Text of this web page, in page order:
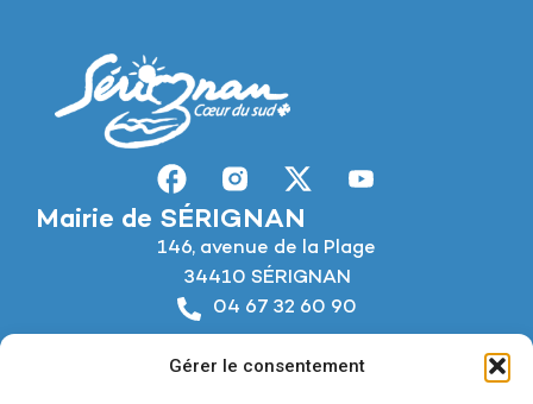
Gérer le consentement
Mairie de SÉRIGNAN
146, avenue de la Plage
34410 SÉRIGNAN
04 67 32 60 90
Horaires d’ouverture